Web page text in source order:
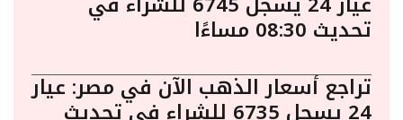
تحديث 08:30 مساءًا
تراجع أسعار الذهب الآن في مصر: عيار